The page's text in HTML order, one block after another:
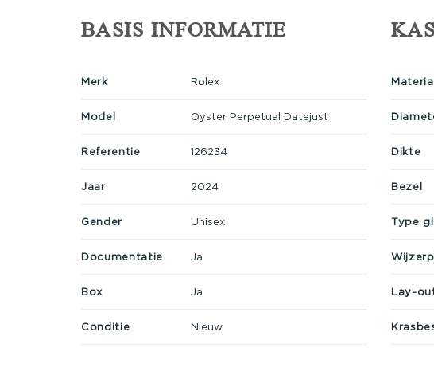
BASIS INFORMATIE
Merk Rolex
Model Oyster Perpetual Datejust
Referentie 126234
Jaar 2024
Gender Unisex
Documentatie Ja
Box Ja
Conditie Nieuw
Dikte
Bezel
Type
Lay-